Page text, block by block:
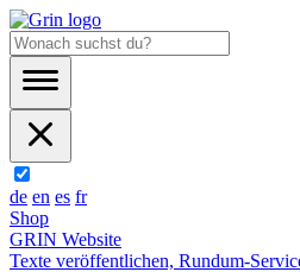
de en es fr
Shop
GRIN Website
Texte veröffentlichen, Rundum-